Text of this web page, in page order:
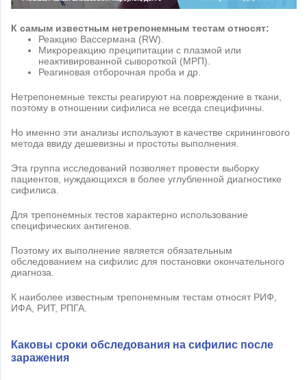
К самым известным нетрепонемным тестам относят:
Реакцию Вассермана (RW).
Микрореакцию преципитации с плазмой или
неактивированной сывороткой (МРП).
Реагиновая отборочная проба и др.
Нетрепонемные тексты реагируют на повреждение в ткани,
поэтому в отношении сифилиса не всегда специфичны.
Но именно эти анализы используют в качестве скринингового
метода ввиду дешевизны и простоты выполнения.
Эта группа исследований позволяет провести выборку
пациентов, нуждающихся в более углубленной диагностике
сифилиса.
Для трепонемных тестов характерно использование
специфических антигенов.
Поэтому их выполнение является обязательным
обследованием на сифилис для постановки окончательного
диагноза.
К наиболее известным трепонемным тестам относят РИФ,
ИФА, РИТ, РПГА.
Каковы сроки обследования на сифилис после
заражения